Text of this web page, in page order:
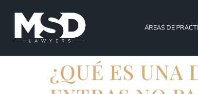
ÁREAS DE
¿QUÉ ES UNA